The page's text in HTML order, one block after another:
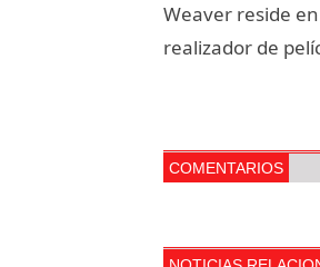
Weaver reside
realizador de
COMENTARIOS